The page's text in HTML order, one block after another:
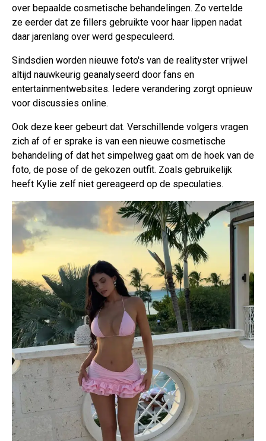
over bepaalde cosmetische behandelingen. Zo vertelde
ze eerder dat ze fillers gebruikte voor haar lippen nadat
daar jarenlang over werd gespeculeerd.
Sindsdien worden nieuwe foto's van de realityster vrijwel
altijd nauwkeurig geanalyseerd door fans en
entertainmentwebsites. Iedere verandering zorgt opnieuw
voor discussies online.
Ook deze keer gebeurt dat. Verschillende volgers vragen
zich af of er sprake is van een nieuwe cosmetische
behandeling of dat het simpelweg gaat om de hoek van de
foto, de pose of de gekozen outfit. Zoals gebruikelijk
heeft Kylie zelf niet gereageerd op de speculaties.